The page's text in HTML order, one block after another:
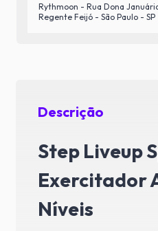
Rythmoon - Rua Dona
Regente Feijó - São Paulo - SP
Descrição
Step Liveup
Exercitador
Níveis